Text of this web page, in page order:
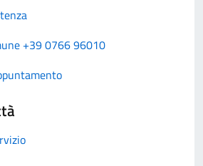
+39 0766 96010